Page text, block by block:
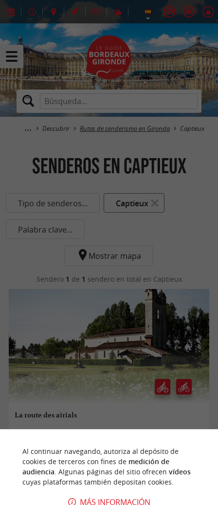
Descubrir Rutas de senderismo en Gironda Captieux
senderos en Captieux
Tipo de senderos... Captieux
Palabra clave...
Mostrar mapa
Sendero 1 de 1 sendero en total en Captieux
La route des airials
Captieux
17,3 km
Al continuar navegando, autoriza al depósito de
cookies de terceros con fines de medición de
audiencia . Algunas páginas del sitio ofrecen vídeos
cuyas plataformas también depositan cookies.
MÁS INFORMACIÓN